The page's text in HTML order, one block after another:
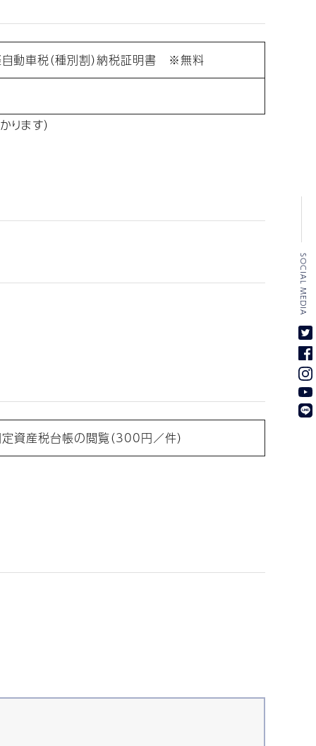
動車税（種別割）納税証明書 ※無料
ます）
資産税台帳の閲覧（300円／件）
SOCIAL MEDIA